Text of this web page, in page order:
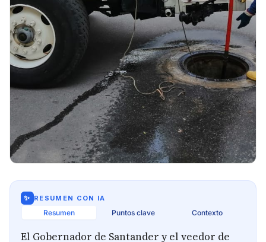
✨ RESUMEN CON IA
Resumen Puntos clave Contexto
El Gobernador de Santander y el veedor de